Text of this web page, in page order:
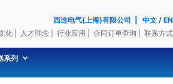
西连电气(上海)有限公司 中文 / EN
化 人才理念 行业应用 合同订单查询 联系方式
系列